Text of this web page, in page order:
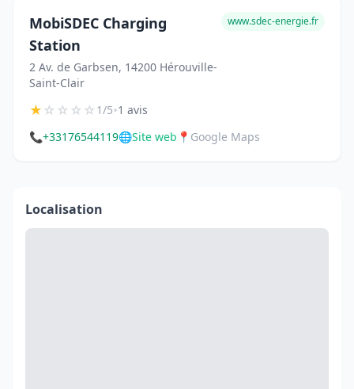
MobiSDEC Charging
Station
2 Av. de Garbsen, 14200 Hérouville-
Saint-Clair
www.sdec-energie.fr
★☆☆☆☆1/5•1 avis
📞+33176544119🌐Site web 📍 Google Maps
Localisation